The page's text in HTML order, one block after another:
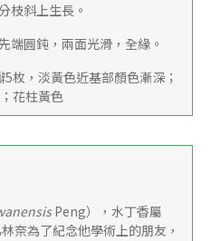
枝斜上生長。
端圓鈍，兩面光滑，全緣。
枚，淡黃色近基部顏色漸深；
花柱黃色
Peng），水丁香屬
奈為了紀念他學術上的朋友，